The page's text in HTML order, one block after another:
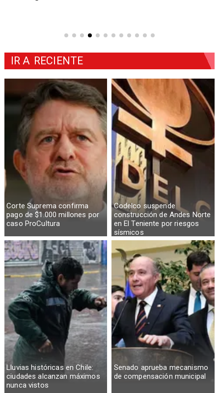
Corte Suprema confirma
pago de $1.000 millones por
caso ProCultura
Codelco suspende
construcción de Andes Norte
en El Teniente por riesgos
sísmicos
Lluvias históricas en Chile:
ciudades alcanzan máximos
nunca vistos
Senado aprueba mecanismo
de compensación municipal
IR A RECIENTE